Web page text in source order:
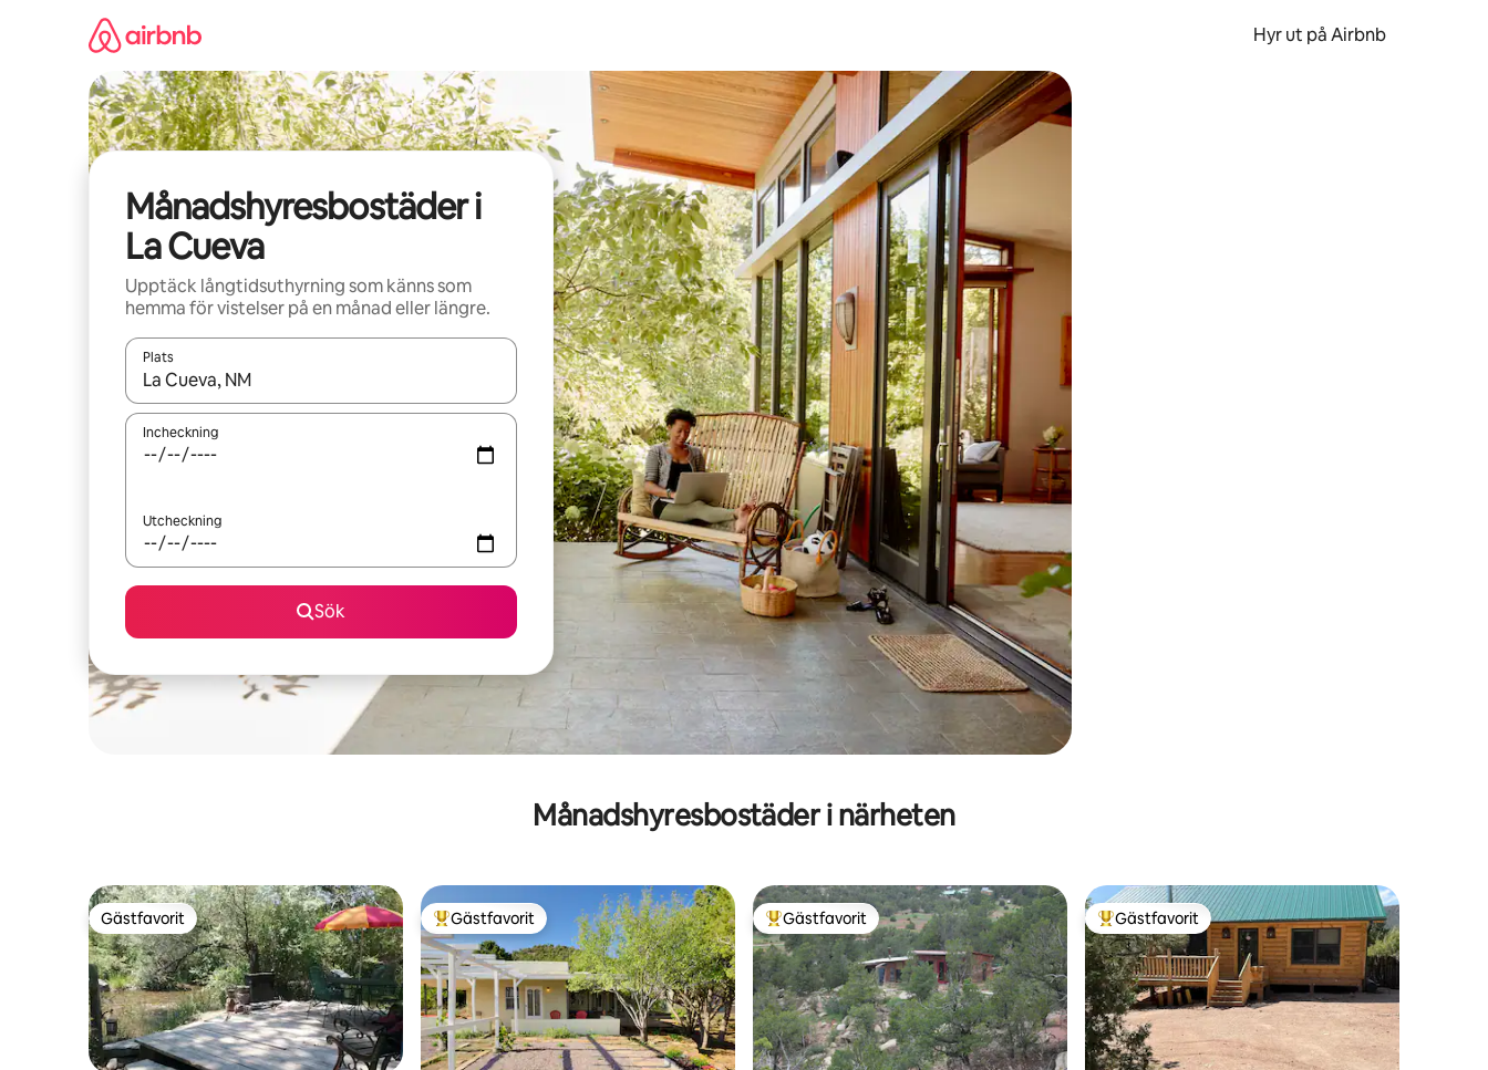
Hyr ut på Airbnb
Månadshyresbostäder i
La Cueva
Upptäck långtidsuthyrning som känns som
hemma för vistelser på en månad eller längre.
Plats
När resultaten är tillgängliga kan du navigera med upp- och nedåtpilarna eller utforska genom att trycka eller svepa.
Incheckning
Utcheckning
Sök
Månadshyresbostäder i närheten
Gästfavorit
Gästfavorit Populär gästfavorit
Gästfavorit Populär gästfavorit
Gästfavorit Populär gästfavorit
Gästfavorit